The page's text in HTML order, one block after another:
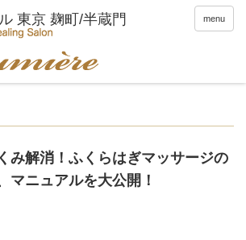
menu
み解消！ふくらはぎマッサージの
マニュアルを大公開！